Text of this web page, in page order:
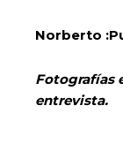
Norberto
Fotografías
entrevista.